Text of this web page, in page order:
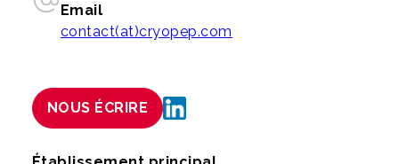
Email
contact(at)cryopep.com
NOUS ÉCRIRE